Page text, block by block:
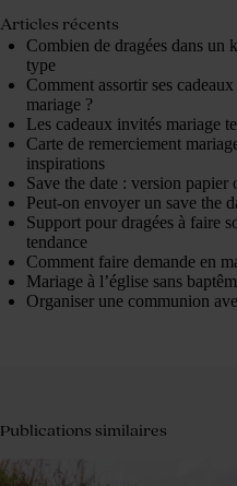
Articles récents
Combien de dragées dans un
type
Comment assortir ses
mariage ?
Les cadeaux invités mariage
Carte de remerciement
inspirations
Save the date : version papier
Peut-on envoyer un save the
Support pour dragées à faire
tendance
Comment faire demande en
Mariage à l’église sans
Organiser une communion
Publications similaires